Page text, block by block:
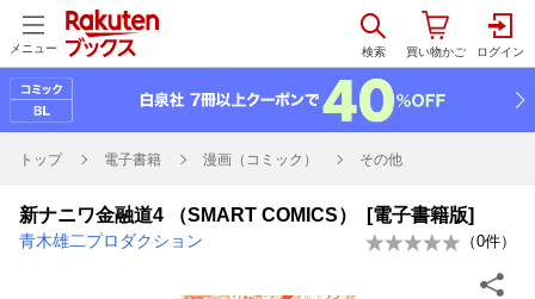
メニュー
トップ 電子書籍 漫画（コミック） その他
新ナニワ金融道4 （SMART COMICS） [電子書籍版]
青木雄二プロダクション （0件）